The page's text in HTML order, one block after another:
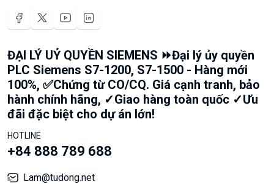
ĐẠI LÝ UỶ QUYỀN SIEMENS ⏩Đại lý ủy quyền
PLC Siemens S7-1200, S7-1500 - Hàng mới
100%, ✅Chứng từ CO/CQ. Giá cạnh tranh, bảo
hành chính hãng, ✓Giao hàng toàn quốc ✓Ưu
đãi đặc biệt cho dự án lớn!
HOTLINE
+84 888 789 688
Lam@tudong.net